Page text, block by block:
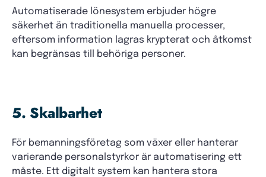
Automatiserade lönesystem erbjuder högre
säkerhet än traditionella manuella processer,
eftersom information lagras krypterat och åtkomst
kan begränsas till behöriga personer.
5. Skalbarhet
För bemanningsföretag som växer eller hanterar
varierande personalstyrkor är automatisering ett
måste. Ett digitalt system kan hantera stora